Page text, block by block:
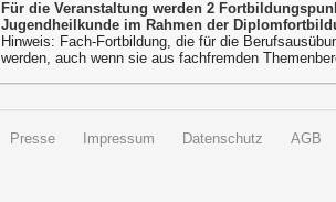
Für die Veranstaltung werden 2
Jugendheilkunde im Rahmen der
Hinweis: Fach-Fortbildung, die für die
werden, auch wenn sie aus fachfremden
Presse Impressum Datenschutz AGB